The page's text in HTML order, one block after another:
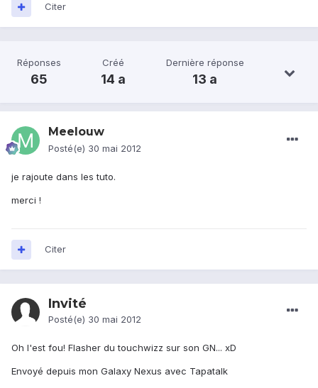
Citer
Réponses
65
Créé
14 a
Dernière réponse
13 a
Meelouw
Posté(e) 30 mai 2012
je rajoute dans les tuto.
merci !
Citer
Invité
Posté(e) 30 mai 2012
Oh l'est fou! Flasher du touchwizz sur son GN... xD
Envoyé depuis mon Galaxy Nexus avec Tapatalk